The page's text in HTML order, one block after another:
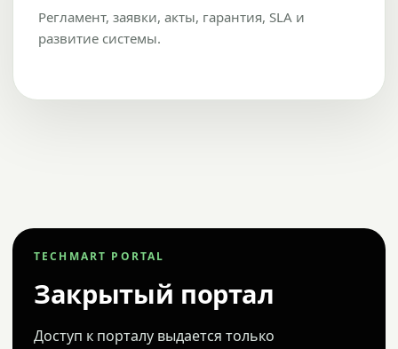
Регламент, заявки, акты, гарантия, SLA и
развитие системы.
TECHMART PORTAL
Закрытый портал
Доступ к порталу выдается только